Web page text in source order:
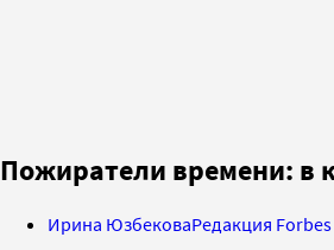
Пожиратели времени: в
Ирина ЮзбековаРедакция Forbes